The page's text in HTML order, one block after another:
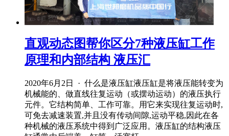
直观动态图帮你区分7种液压缸工作
原理和内部结构 液压汇
2020年6月2日 · 什么是液压缸液压缸是将液压能转变为
机械能的、做直线往复运动（或摆动运动）的液压执行
元件。它结构简单、工作可靠。用它来实现往复运动时,
可免去减速装置,并且没有传动间隙,运动平稳,因此在各
种机械的液压系统中得到广泛应用。液压缸的结构液压